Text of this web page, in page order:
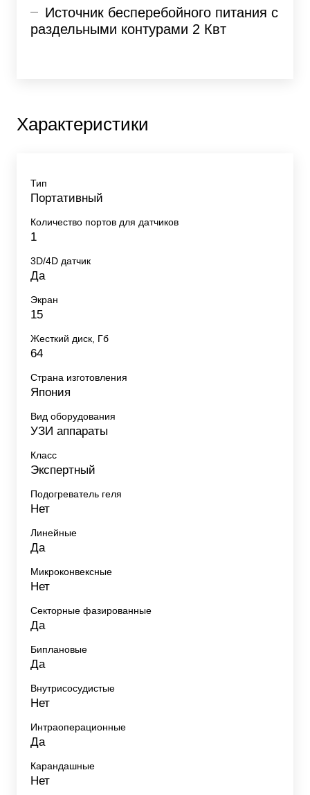
Источник бесперебойного питания с
раздельными контурами 2 Квт
Характеристики
Тип
Портативный
Количество портов для датчиков
1
3D/4D датчик
Да
Экран
15
Жесткий диск, Гб
64
Страна изготовления
Япония
Вид оборудования
УЗИ аппараты
Класс
Экспертный
Подогреватель геля
Нет
Линейные
Да
Микроконвексные
Нет
Секторные фазированные
Да
Биплановые
Да
Внутрисосудистые
Нет
Интраоперационные
Да
Карандашные
Нет